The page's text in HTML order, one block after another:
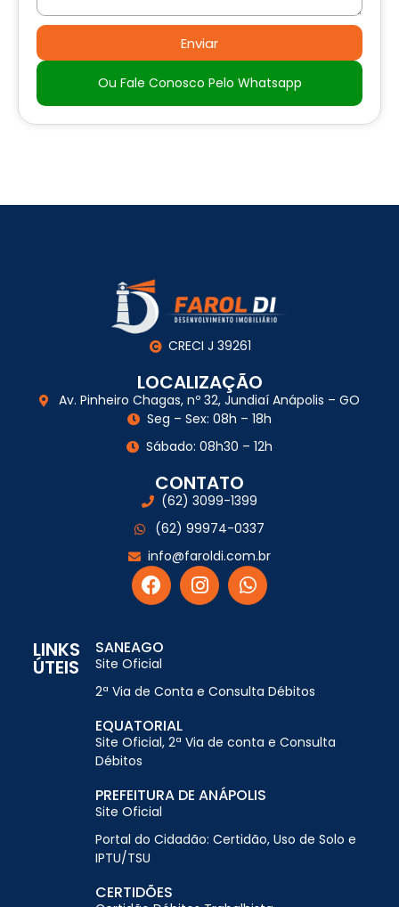
Enviar
Ou Fale Conosco Pelo Whatsapp
CRECI J 39261
LOCALIZAÇÃO
Av. Pinheiro Chagas, nº 32, Jundiaí Anápolis – GO
Seg – Sex: 08h – 18h
Sábado: 08h30 – 12h
CONTATO
(62) 3099-1399
(62) 99974-0337
info@faroldi.com.br
LINKS
ÚTEIS
SANEAGO
Site Oficial
2ª Via de Conta e Consulta Débitos
EQUATORIAL
Site Oficial, 2ª Via de conta e Consulta
Débitos
PREFEITURA DE ANÁPOLIS
Site Oficial
Portal do Cidadão: Certidão, Uso de Solo e
IPTU/TSU
CERTIDÕES